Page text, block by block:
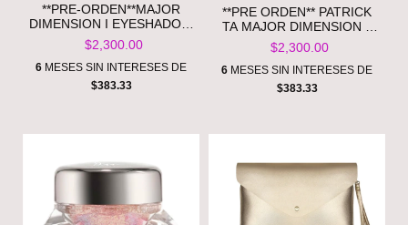
**PRE-ORDEN**MAJOR
DIMENSION I EYESHADOW
PALETTE - PATRICK TA
$2,300.00
6 MESES SIN INTERESES DE
$383.33
**PRE ORDEN** PATRICK
TA MAJOR DIMENSION II
ROSE EYESHADOW
PALETTE
$2,300.00
6 MESES SIN INTERESES DE
$383.33